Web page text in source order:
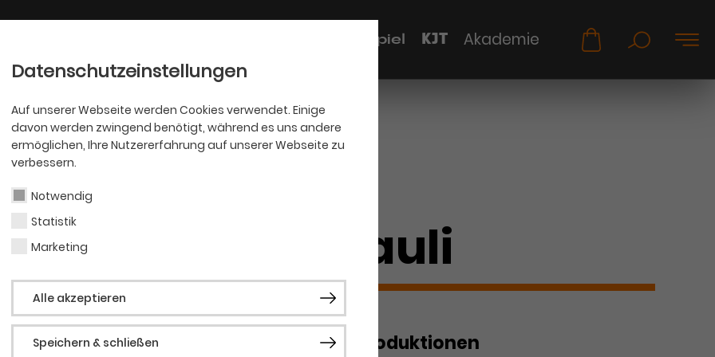
Datenschutzeinstellungen
Auf unserer Webseite werden Cookies verwendet. Einige
davon werden zwingend benötigt, während es uns andere
ermöglichen, Ihre Nutzererfahrung auf unserer Webseite zu
verbessern.
Notwendig
Statistik
Marketing
Alle akzeptieren
Speichern & schließen
Schauspiel KJT Akademie
Tim Pauli
Vergangene Produktionen